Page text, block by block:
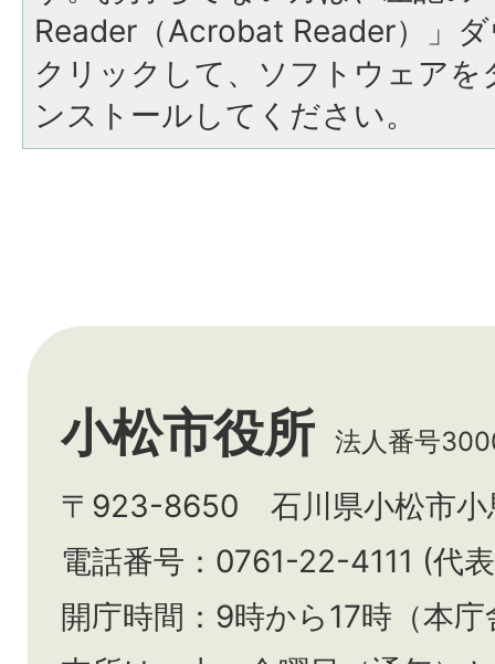
Reader（Acrobat Reader）」
クリックして、ソフトウェア
ンストールしてください。
小松市役所 法人番号
〒923-8650 石川県小松市小
電話番号：0761-22-4111 (代
開庁時間：9時から17時（本